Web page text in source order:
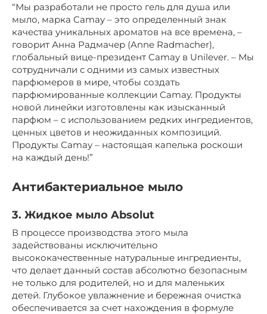
“Мы разработали не просто гель для душа или
мыло, марка Camay – это определенный знак
качества уникальных ароматов на все времена, –
говорит Анна Радмачер (Anne Radmacher),
глобальный вице-президент Camay в Unilever. – Мы
сотрудничали с одними из самых известных
парфюмеров в мире, чтобы создать
парфюмированные коллекции Camay. Продукты
новой линейки изготовлены как изысканный
парфюм – с использованием редких ингредиентов,
ценных цветов и неожиданных композиций.
Продукты Camay – настоящая капелька роскоши
на каждый день!”
Антибактериальное мыло
3. Жидкое мыло Absolut
В процессе производства этого мыла
задействованы исключительно
высококачественные натуральные ингредиенты,
что делает данный состав абсолютно безопасным
не только для родителей, но и для маленьких
детей. Глубокое увлажнение и бережная очистка
обеспечивается за счет нахождения в формуле